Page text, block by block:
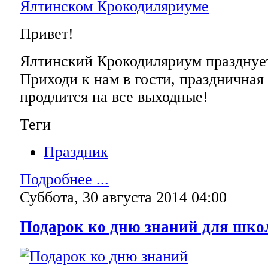
Привет!
Ялтинский Крокодиляриум
Приходи к нам в гости,
продлится на все выходные!
Теги
Праздник
Подробнее ...
Суббота, 30 августа 2014 04:00
Подарок ко дню знаний для